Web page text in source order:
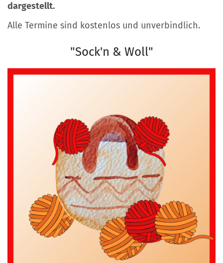
dargestellt.
Alle Termine sind kostenlos und unverbindlich.
"Sock'n & Woll"